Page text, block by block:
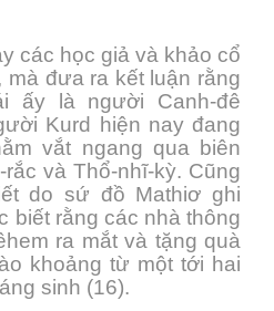
các học giả và khảo cổ
đưa ra kết luận rằng
ấy là người Canh-đê
Kurd hiện nay đang
vắt ngang qua biên
và Thổ-nhĩ-kỳ. Cũng
do sứ đồ Mathiơ ghi
biết rằng các nhà thông
ra mắt và tặng quà
khoảng từ một tới hai
sinh (16).